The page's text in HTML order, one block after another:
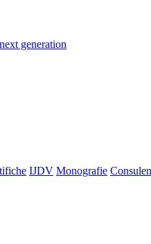
next generation
IJDV Monografie